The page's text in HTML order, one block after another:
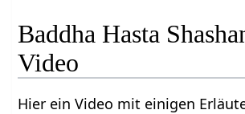
Baddha Hasta
Video
Hier ein Video mit einigen